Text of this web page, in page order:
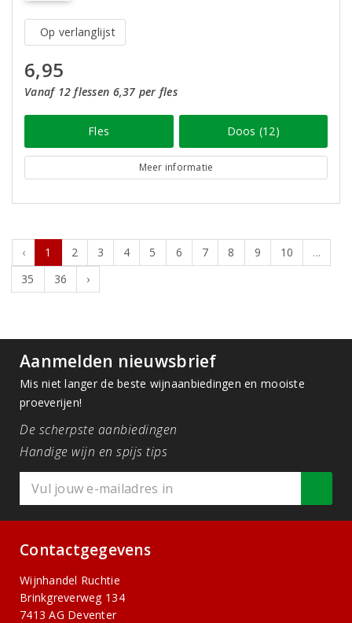
Op verlanglijst
6,95
Vanaf 12 flessen 6,37 per fles
Fles Doos (12)
Meer informatie
‹ 1 2 3 4 5 6 7 8 9 10
...
35
36 ›
Aanmelden nieuwsbrief
Mis niet langer de beste wijnaanbiedingen en mooiste
proeverijen!
De scherpste aanbiedingen
Handige wijn en spijs tips
Contactgegevens
Wijnhandel Ruchtie
Brinkgreverweg 134
7413 AG Deventer